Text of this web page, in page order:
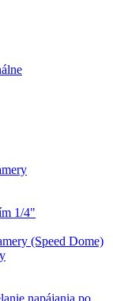
1/4"
(Speed Dome)
napájania po